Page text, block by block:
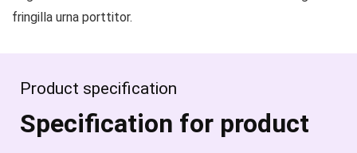
fringilla urna porttitor.
Product specification
Specification for product